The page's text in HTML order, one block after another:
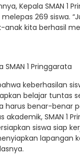
Kepala SMAN 1
269 siswa.
anak kita berhasil
1 Pringgarata
keberhasilan
belajar tuntas
harus benar-benar
akademik, SMAN 1
siswa siap
lapangan